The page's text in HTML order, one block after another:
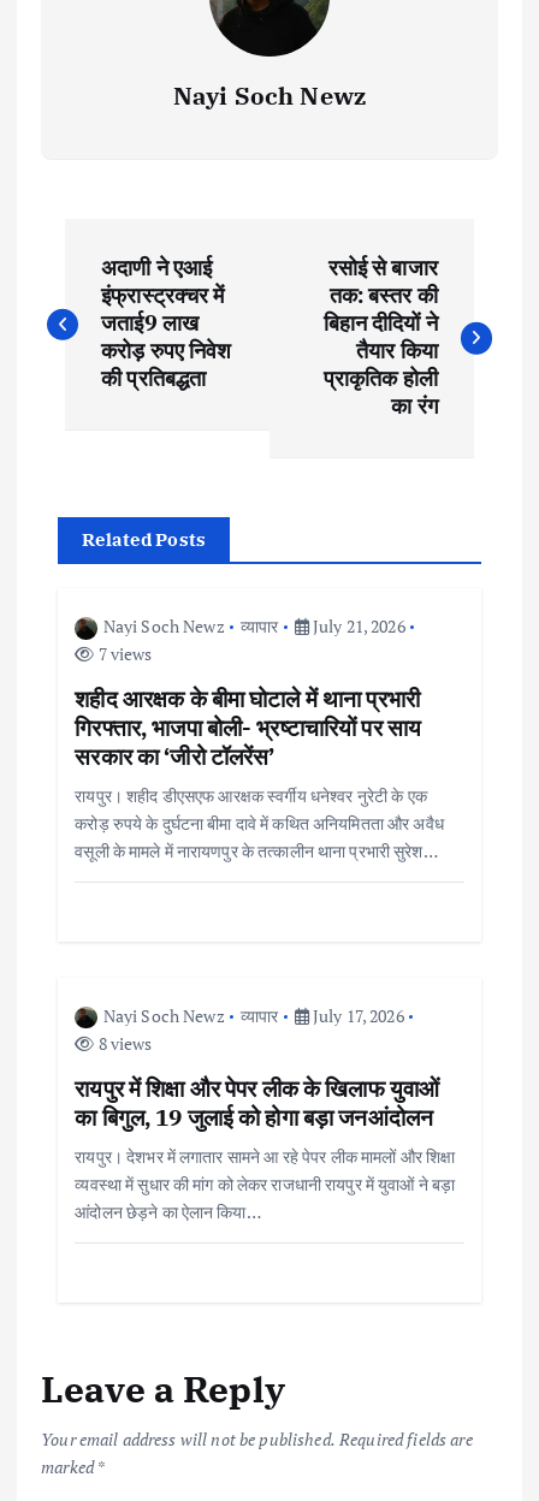
Nayi Soch Newz
o
अदाणी ने एआई
इंफ्रास्ट्रक्चर में
जताई9 लाख
करोड़ रुपए निवेश
की प्रतिबद्धता
रसोई से बाजार
तक: बस्तर की
बिहान दीदियों ने
तैयार किया
प्राकृतिक होली
का रंग
Related Posts
Nayi Soch Newz व्यापार
July 21, 2026
7 views
शहीद आरक्षक के बीमा घोटाले में थाना प्रभारी
गिरफ्तार, भाजपा बोली- भ्रष्टाचारियों पर साय
सरकार का ‘जीरो टॉलरेंस’
रायपुर। शहीद डीएसएफ आरक्षक स्वर्गीय धनेश्वर नुरेटी के एक
करोड़ रुपये के दुर्घटना बीमा दावे में कथित अनियमितता और अवैध
वसूली के मामले में नारायणपुर के तत्कालीन थाना प्रभारी सुरेश…
Nayi Soch Newz व्यापार
July 17, 2026
8 views
रायपुर में शिक्षा और पेपर लीक के खिलाफ युवाओं
का बिगुल, 19 जुलाई को होगा बड़ा जनआंदोलन
रायपुर। देशभर में लगातार सामने आ रहे पेपर लीक मामलों और शिक्षा
व्यवस्था में सुधार की मांग को लेकर राजधानी रायपुर में युवाओं ने बड़ा
आंदोलन छेड़ने का ऐलान किया…
Leave a Reply
Your email address will not be published. Required fields are
marked*